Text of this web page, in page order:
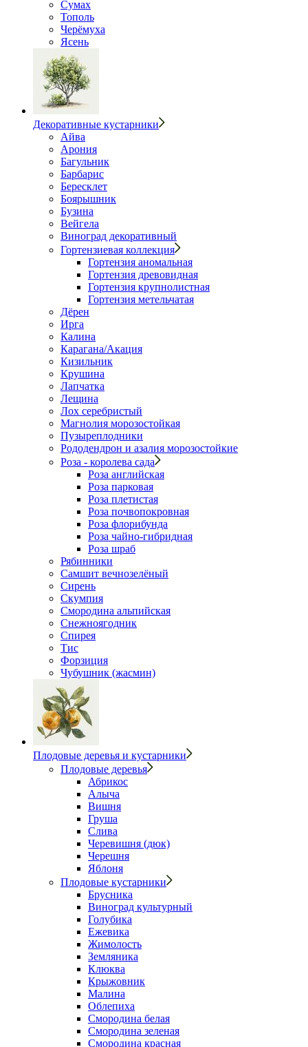
Сумах
Тополь
Черёмуха
Ясень
Декоративные кустарники
Айва
Арония
Багульник
Барбарис
Бересклет
Боярышник
Бузина
Вейгела
Виноград декоративный
Гортензиевая коллекция
Гортензия аномальная
Гортензия древовидная
Гортензия крупнолистная
Гортензия метельчатая
Дёрен
Ирга
Калина
Карагана/Акация
Кизильник
Крушина
Лапчатка
Лещина
Лох серебристый
Магнолия морозостойкая
Пузыреплодники
Рододендрон и азалия морозостойкие
Роза - королева сада
Роза английская
Роза парковая
Роза плетистая
Роза почвопокровная
Роза флорибунда
Роза чайно-гибридная
Роза шраб
Рябинники
Самшит вечнозелёный
Сирень
Скумпия
Смородина альпийская
Снежноягодник
Спирея
Тис
Форзиция
Чубушник (жасмин)
Плодовые деревья и кустарники
Плодовые деревья
Абрикос
Алыча
Вишня
Груша
Слива
Черевишня (дюк)
Черешня
Яблоня
Плодовые кустарники
Брусника
Виноград культурный
Голубика
Ежевика
Жимолость
Земляника
Клюква
Крыжовник
Малина
Облепиха
Смородина белая
Смородина зеленая
Смородина красная